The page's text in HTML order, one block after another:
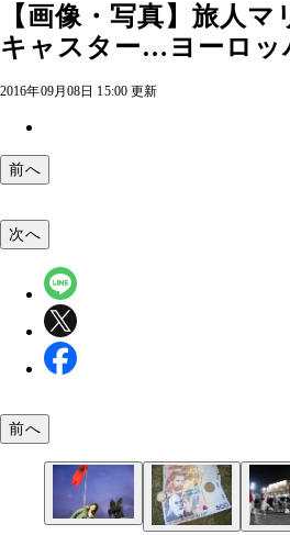
【画像・写真】旅人
キャスター…ヨーロッ
2016年09月08日 15:00 更新
前へ
次へ
前へ